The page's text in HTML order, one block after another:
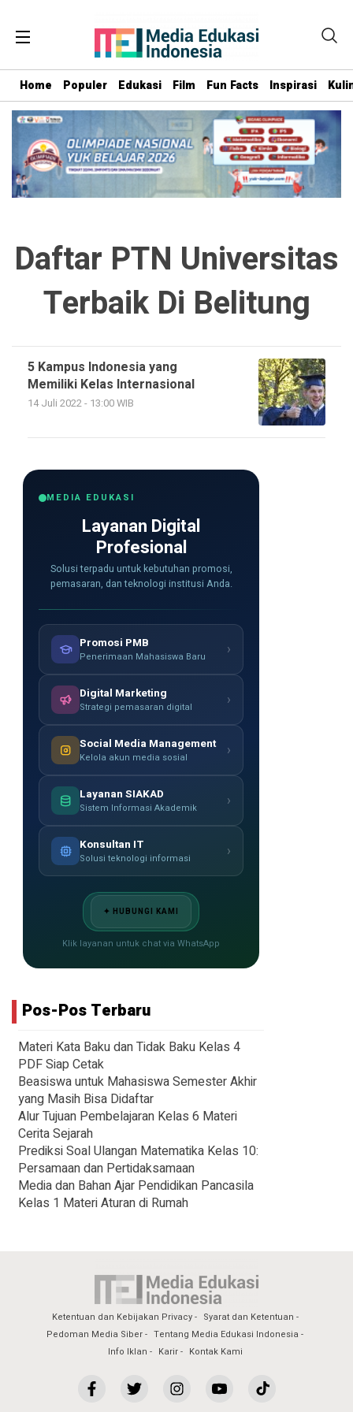
Home Populer Edukasi Film Fun Facts Inspirasi
Daftar PTN Universitas
Terbaik Di Belitung
5 Kampus Indonesia yang
Memiliki Kelas Internasional
14 Juli 2022 - 13:00 WIB
MEDIA EDUKASI
Layanan Digital
Profesional
Solusi terpadu untuk kebutuhan promosi,
pemasaran, dan teknologi institusi Anda.
Promosi PMB
Penerimaan Mahasiswa Baru ›
Digital Marketing
Strategi pemasaran digital ›
Social Media Management
Kelola akun media sosial ›
Layanan SIAKAD
Sistem Informasi Akademik ›
Konsultan IT
Solusi teknologi informasi ›
✦ HUBUNGI KAMI
Klik layanan untuk chat via WhatsApp
Pos-Pos Terbaru
Materi Kata Baku dan Tidak Baku Kelas 4
PDF Siap Cetak
Beasiswa untuk Mahasiswa Semester Akhir
yang Masih Bisa Didaftar
Alur Tujuan Pembelajaran Kelas 6 Materi
Cerita Sejarah
Prediksi Soal Ulangan Matematika Kelas 10:
Persamaan dan Pertidaksamaan
Media dan Bahan Ajar Pendidikan Pancasila
Kelas 1 Materi Aturan di Rumah
Ketentuan dan Kebijakan Privacy
Syarat dan Ketentuan
Pedoman Media Siber
Tentang Media Edukasi Indonesia
Info Iklan
Karir Kontak Kami